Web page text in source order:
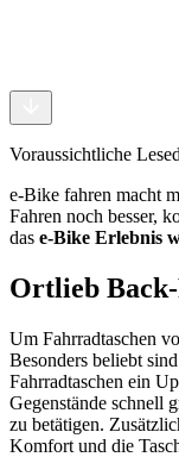
Voraussichtliche
e-Bike fahren macht
Fahren noch besser,
das e-Bike Erlebnis
Ortlieb
Um Fahrradtaschen
Besonders beliebt
Fahrradtaschen ein
Gegenstände schnell
zu betätigen.
Komfort und die